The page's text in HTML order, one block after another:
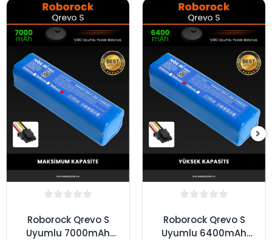
Roborock Qrevo S
Uyumlu 7000mAh
Roborock Qrevo S
Uyumlu 6400mAh